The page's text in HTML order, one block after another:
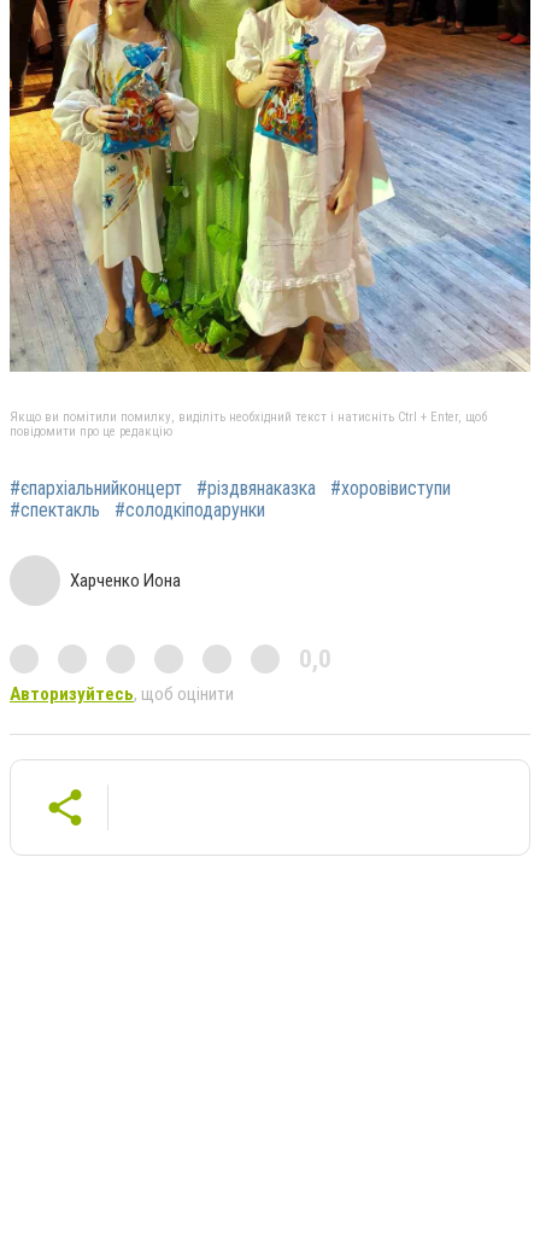
Якщо ви помітили помилку, виділіть необхідний текст і натисніть Ctrl + Enter, щоб
повідомити про це редакцію
#єпархіальнийконцерт #різдвянаказка
#хоровівиступи
#спектакль
#солодкіподарунки
Харченко Иона
0,0
Авторизуйтесь, щоб оцінити